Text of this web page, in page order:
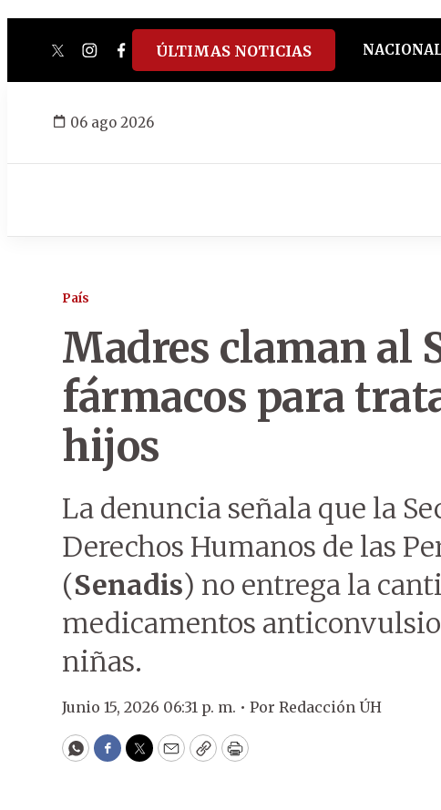
twitterinstagram
facebook
tiktokyoutube
spotify
ÚLTIMAS NOTICIAS
06 ago 2026
País
Madres claman al
fármacos para
hijos
La denuncia señala que la
Derechos Humanos de las
(Senadis) no entrega la
medicamentos
niñas.
Junio 15, 2026 06:31 p. m. • Por Redacción ÚH
WhatsApp
Facebook
Twitter
EmailCopyPrint